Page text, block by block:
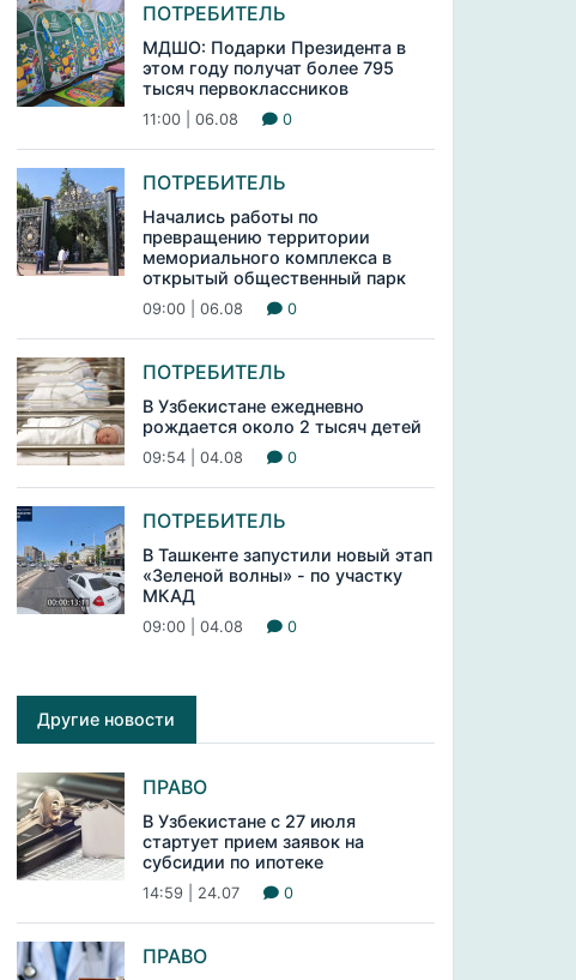
ПОТРЕБИТЕЛЬ
МДШО: Подарки Президента в
этом году получат более 795
тысяч первоклассников
11:00 | 06.08 0
ПОТРЕБИТЕЛЬ
Начались работы по
превращению территории
мемориального комплекса в
открытый общественный парк
09:00 | 06.08 0
ПОТРЕБИТЕЛЬ
В Узбекистане ежедневно
рождается около 2 тысяч детей
09:54 | 04.08 0
ПОТРЕБИТЕЛЬ
В Ташкенте запустили новый этап
«Зеленой волны» - по участку
МКАД
09:00 | 04.08 0
Другие новости
ПРАВО
В Узбекистане с 27 июля
стартует прием заявок на
субсидии по ипотеке
14:59 | 24.07 0
ПРАВО